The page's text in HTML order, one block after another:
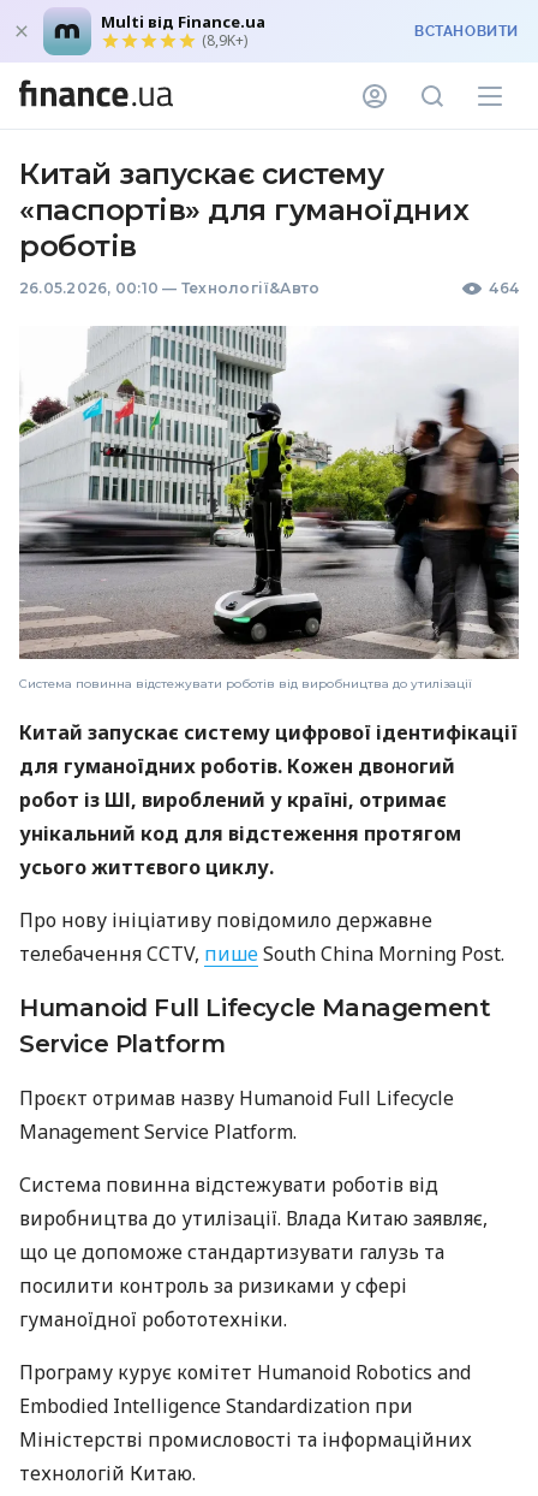
Multi від Finance.ua
(8,9K+) ВСТАНОВИТИ
Китай запускає систему
«паспортів» для гуманоїдних
роботів
26.05.2026, 00:10 — Технології&Авто 464
Система повинна відстежувати роботів від виробництва до утилізації
Китай запускає систему цифрової ідентифікації
для гуманоїдних роботів. Кожен двоногий
робот із ШІ, вироблений у країні, отримає
унікальний код для відстеження протягом
усього життєвого циклу.
Про нову ініціативу повідомило державне
телебачення CCTV, пишеSouth China Morning Post.
Humanoid Full Lifecycle Management
Service Platform
Проєкт отримав назву Humanoid Full Lifecycle
Management Service Platform.
Система повинна відстежувати роботів від
виробництва до утилізації. Влада Китаю заявляє,
що це допоможе стандартизувати галузь та
посилити контроль за ризиками у сфері
гуманоїдної робототехніки.
Програму курує комітет Humanoid Robotics and
Embodied Intelligence Standardization при
Міністерстві промисловості та інформаційних
технологій Китаю.